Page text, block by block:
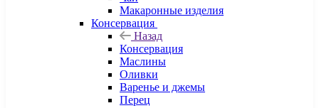
Макаронные изделия
Консервация
Назад
Консервация
Маслины
Оливки
Варенье и джемы
Перец